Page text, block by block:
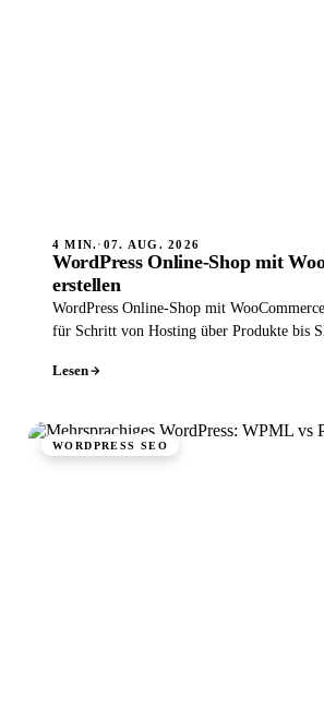
4 MIN.· 07. AUG. 2026
WordPress Online-Shop mit
erstellen
WordPress Online-Shop mit
für Schritt von Hosting über Produkte bis
Lesen
WORDPRESS SEO